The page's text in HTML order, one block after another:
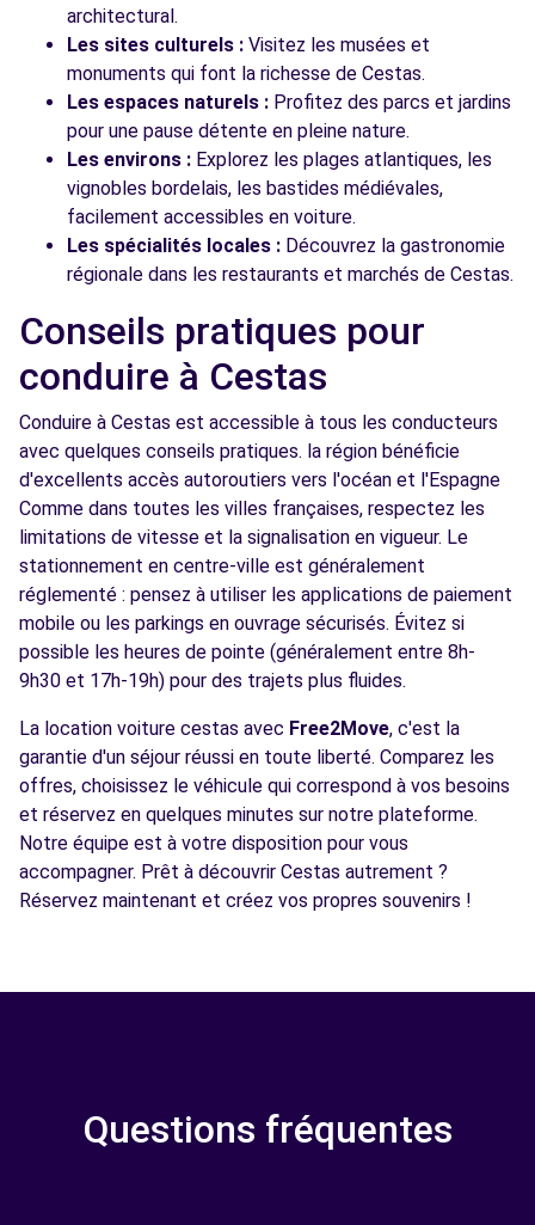
architectural.
Les sites culturels : Visitez les musées et
monuments qui font la richesse de Cestas.
Les espaces naturels : Profitez des parcs et jardins
pour une pause détente en pleine nature.
Les environs : Explorez les plages atlantiques, les
vignobles bordelais, les bastides médiévales,
facilement accessibles en voiture.
Les spécialités locales : Découvrez la gastronomie
régionale dans les restaurants et marchés de Cestas.
Conseils pratiques pour
conduire à Cestas
Conduire à Cestas est accessible à tous les conducteurs
avec quelques conseils pratiques. la région bénéficie
d'excellents accès autoroutiers vers l'océan et l'Espagne
Comme dans toutes les villes françaises, respectez les
limitations de vitesse et la signalisation en vigueur. Le
stationnement en centre-ville est généralement
réglementé : pensez à utiliser les applications de paiement
mobile ou les parkings en ouvrage sécurisés. Évitez si
possible les heures de pointe (généralement entre 8h-
9h30 et 17h-19h) pour des trajets plus fluides.
La location voiture cestas avec Free2Move, c'est la
garantie d'un séjour réussi en toute liberté. Comparez les
offres, choisissez le véhicule qui correspond à vos besoins
et réservez en quelques minutes sur notre plateforme.
Notre équipe est à votre disposition pour vous
accompagner. Prêt à découvrir Cestas autrement ?
Réservez maintenant et créez vos propres souvenirs !
Questions fréquentes